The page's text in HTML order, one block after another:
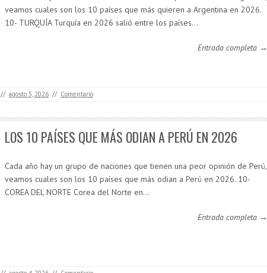
veamos cuales son los 10 países que más quieren a Argentina en 2026.
10- TURQUÍA Turquía en 2026 salió entre los países…
Entrada completa →
// agosto 5, 2026 // Comentario
LOS 10 PAÍSES QUE MÁS ODIAN A PERÚ EN 2026
Cada año hay un grupo de naciones que tienen una peor opinión de Perú,
veamos cuales son los 10 países que más odian a Perú en 2026. 10-
COREA DEL NORTE Corea del Norte en…
Entrada completa →